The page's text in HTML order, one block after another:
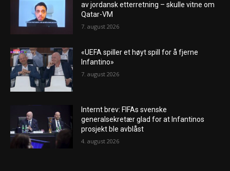
av jordansk etterretning – skulle vitne om
Qatar-VM
7. august 2026
«UEFA spiller et høyt spill for å fjerne
Infantino»
7. august 2026
Internt brev: FIFAs svenske
generalsekretær glad for at Infantinos
prosjekt ble avblåst
4. august 2026